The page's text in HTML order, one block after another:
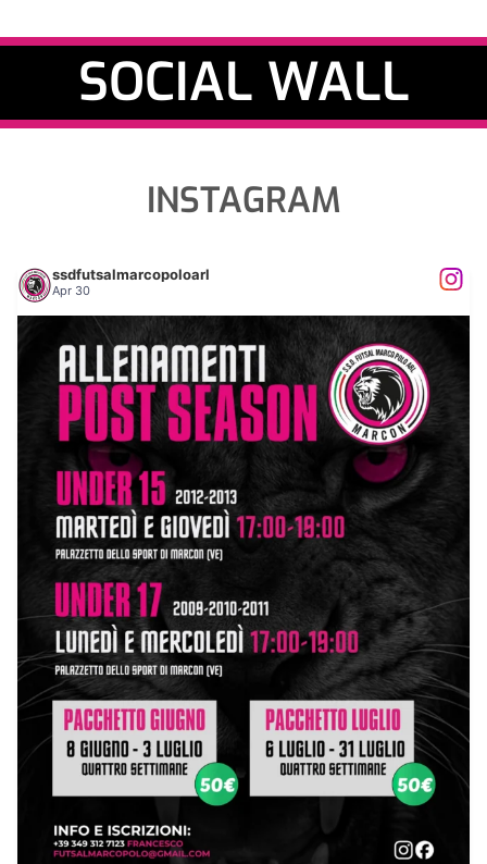
SOCIAL WALL
INSTAGRAM
ssdfutsalmarcopoloarl
Apr 30
𝐀𝐋𝐋𝐄𝐍𝐀𝐌𝐄𝐍𝐓𝐈 𝐏𝐎𝐒𝐓 𝐒𝐄𝐀𝐒𝐎𝐍
0